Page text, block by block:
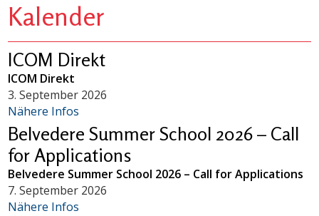
Kalender
ICOM Direkt
ICOM Direkt
3. September 2026
Nähere Infos
Belvedere Summer School 2026 – Call
for Applications
Belvedere Summer School 2026 – Call for Applications
7. September 2026
Nähere Infos